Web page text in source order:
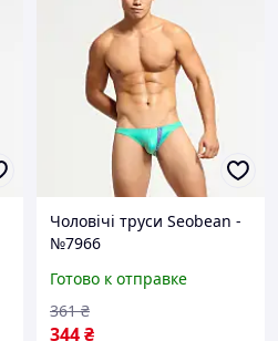
Чоловічі труси Seobean -
№7966
Готово к отправке
344₴
361 ₴